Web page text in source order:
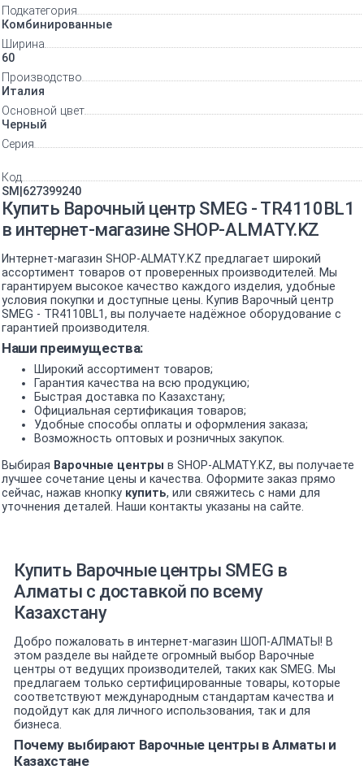
Подкатегория
Комбинированные
Ширина
60
Производство
Италия
Основной цвет
Черный
Серия
Код
SM|627399240
Купить Варочный центр SMEG - TR4110BL1
в интернет-магазине SHOP-ALMATY.KZ
Интернет-магазин SHOP-ALMATY.KZ предлагает широкий
ассортимент товаров от проверенных производителей. Мы
гарантируем высокое качество каждого изделия, удобные
условия покупки и доступные цены. Купив Варочный центр
SMEG - TR4110BL1, вы получаете надёжное оборудование с
гарантией производителя.
Наши преимущества:
Широкий ассортимент товаров;
Гарантия качества на всю продукцию;
Быстрая доставка по Казахстану;
Официальная сертификация товаров;
Удобные способы оплаты и оформления заказа;
Возможность оптовых и розничных закупок.
Выбирая Варочные центры в SHOP-ALMATY.KZ, вы получаете
лучшее сочетание цены и качества. Оформите заказ прямо
сейчас, нажав кнопку купить, или свяжитесь с нами для
уточнения деталей. Наши контакты указаны на сайте.
Купить Варочные центры SMEG в
Алматы с доставкой по всему
Казахстану
Добро пожаловать в интернет-магазин ШОП-АЛМАТЫ! В
этом разделе вы найдете огромный выбор Варочные
центры от ведущих производителей, таких как SMEG. Мы
предлагаем только сертифицированные товары, которые
соответствуют международным стандартам качества и
подойдут как для личного использования, так и для
бизнеса.
Почему выбирают Варочные центры в Алматы и
Казахстане